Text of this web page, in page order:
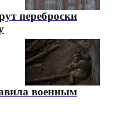
переброски
военным